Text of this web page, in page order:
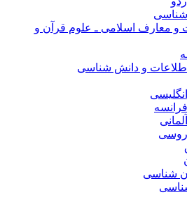
شناسی
و معارف اسلامی ـ علوم قرآن و
و دانش شناسی
روسی
شناسی